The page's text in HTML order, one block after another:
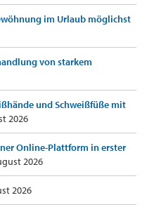
im Urlaub möglichst
von starkem
und Schweißfüße mit
2026
Online-Plattform in erster
2026
2026